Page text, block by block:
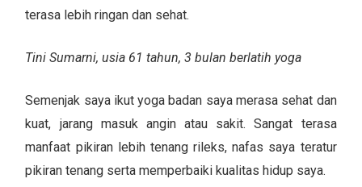
terasa lebih ringan dan sehat.
Tini Sumarni, usia 61 tahun, 3 bulan berlatih yoga
Semenjak saya ikut yoga badan saya merasa sehat dan
kuat, jarang masuk angin atau sakit. Sangat terasa
manfaat pikiran lebih tenang rileks, nafas saya teratur
pikiran tenang serta memperbaiki kualitas hidup saya.